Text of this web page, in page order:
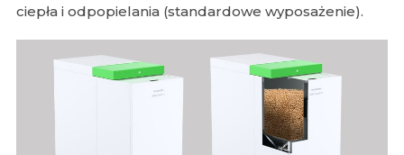
ciepła i odpopielania (standardowe wyposażenie).